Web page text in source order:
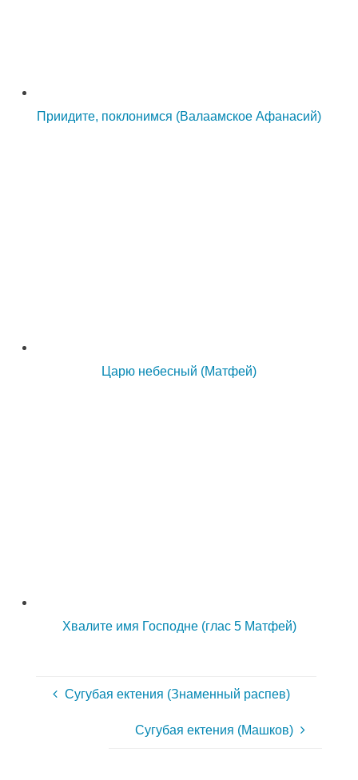
Приидите, поклонимся (Валаамское Афанасий)
Царю небесный (Матфей)
Хвалите имя Господне (глас 5 Матфей)
Сугубая ектения (Знаменный распев)
Сугубая ектения (Машков)